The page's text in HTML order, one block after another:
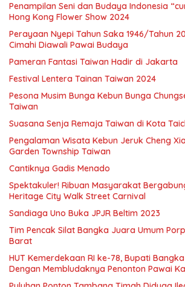
Penampilan Seni dan Budaya Indonesia
Hong Kong Flower Show 2024
Perayaan Nyepi Tahun Saka 1946/Tahun
Cimahi Diawali Pawai Budaya
Pameran Fantasi Taiwan Hadir di Jakarta
Festival Lentera Tainan Taiwan 2024
Pesona Musim Bunga Kebun Bunga
Taiwan
Suasana Senja Remaja Taiwan di Kota
Pengalaman Wisata Kebun Jeruk Cheng
Garden Township Taiwan
Cantiknya Gadis Menado
Spektakuler! Ribuan Masyarakat
Heritage City Walk Street Carnival
Sandiaga Uno Buka JPJR Beltim 2023
Tim Pencak Silat Bangka Juara Umum
Barat
HUT Kemerdekaan RI ke-78, Bupati
Dengan Membludaknya Penonton Pawai